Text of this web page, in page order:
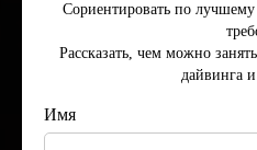
Сориентировать по
Рассказать, чем можно
дайвинга
Имя